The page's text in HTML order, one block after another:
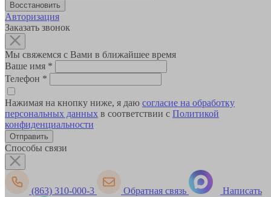
Авторизация
Заказать звонок
Мы свяжемся с Вами в ближайшее время
Ваше имя *
Телефон *
Нажимая на кнопку ниже, я даю согласие на обработку
персональных данных в соответствии с Политикой
конфиденциальности
Способы связи
(863) 310-000-3 Обратная связь Написать